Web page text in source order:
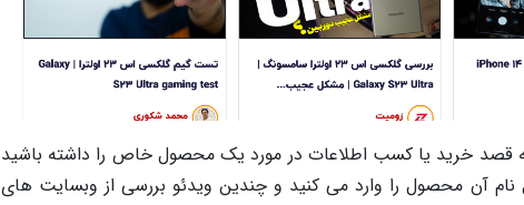
قصد خرید یا کسب اطلاعات در مورد یک محصول خاص را داشته باشید
نام آن محصول را وارد می کنید و چندین ویدئو بررسی از وبسایت های